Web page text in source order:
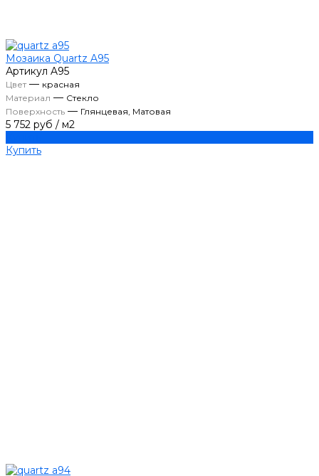
Мозаика Quartz A95
Артикул A95
Цвет— красная
Материал — Стекло
Поверхность — Глянцевая, Матовая
5 752 руб / м2
Купить